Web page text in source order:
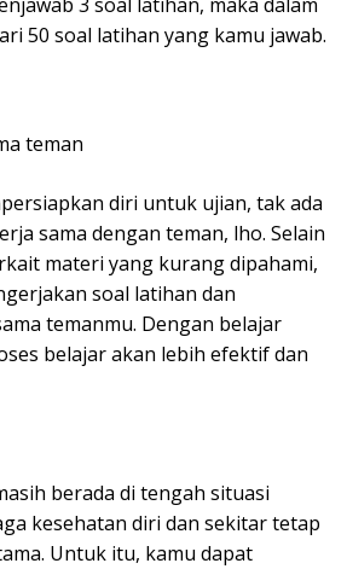
50 soal latihan yang kamu jawab.
teman
diri untuk ujian, tak ada
sama dengan teman, lho. Selain
materi yang kurang dipahami,
soal latihan dan
temanmu. Dengan belajar
belajar akan lebih efektif dan
berada di tengah situasi
kesehatan diri dan sekitar tetap
Untuk itu, kamu dapat